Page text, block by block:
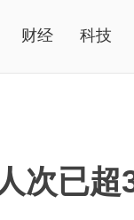
财经 科技
次已